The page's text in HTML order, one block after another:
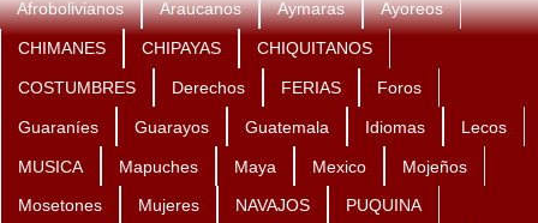
Afrobolivianos Araucanos Aymaras Ayoreos
CHIMANES CHIPAYAS CHIQUITANOS
COSTUMBRES Derechos FERIAS Foros
Guaraníes Guarayos Guatemala Idiomas Lecos
MUSICA Mapuches Maya Mexico Mojeños
Mosetones Mujeres NAVAJOS PUQUINA